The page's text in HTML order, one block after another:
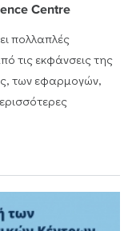
Centre
πολλαπλές
τις εκφάνσεις της
των εφαρμογών,